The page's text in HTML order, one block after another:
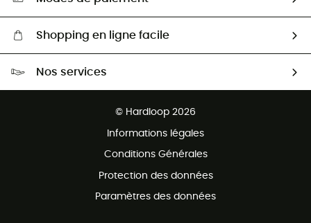
Shopping en ligne facile
Nos services
© Hardloop 2026
Informations légales
Conditions Générales
Protection des données
Paramètres des données